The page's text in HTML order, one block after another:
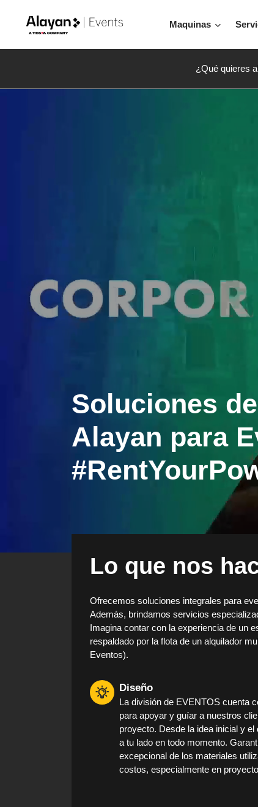
Maquinas
¿Qué quieres
Soluciones
Alayan para
Lo que nos
Ofrecemos soluciones integrales para
Además, brindamos servicios
Imagina contar con la experiencia de un
respaldado por la flota de un alquilador
Eventos).
Diseño
La división de EVENTOS cuenta
para apoyar y guíar a nuestros
proyecto. Desde la idea inicial y
a tu lado en todo momento.
excepcional de los materiales
costos, especialmente en